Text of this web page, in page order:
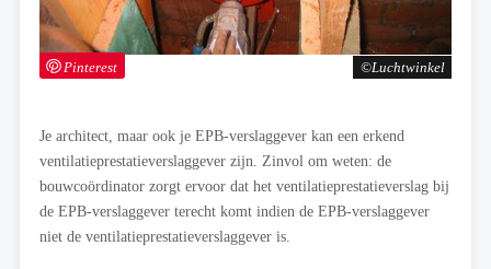
Luchtwinkel
Pinterest
Je architect, maar ook je EPB-verslaggever kan een erkend
ventilatieprestatieverslaggever zijn. Zinvol om weten: de
bouwcoördinator zorgt ervoor dat het ventilatieprestatieverslag bij
de EPB-verslaggever terecht komt indien de EPB-verslaggever
niet de ventilatieprestatieverslaggever is.